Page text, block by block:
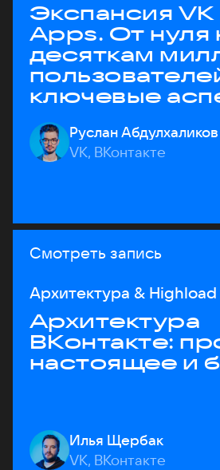
Экспансия VK
Apps. От нуля
десяткам
ключевые
архитектуры
Руслан Абдулхаликов
VK, ВКонтакте
Смотреть запись
Архитектура & Highload
Архитектура
ВКонтакте:
настоящее и
Илья Щербак
VK, ВКонтакте